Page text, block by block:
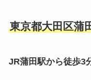
東京都大田区
JR蒲田駅から徒歩3